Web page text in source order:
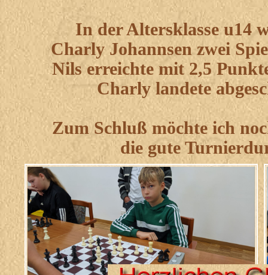
In der Altersklasse u14
Charly Johannsen zwei
Nils erreichte mit 2,5
Charly landete
Zum Schluß möchte ich
die gute